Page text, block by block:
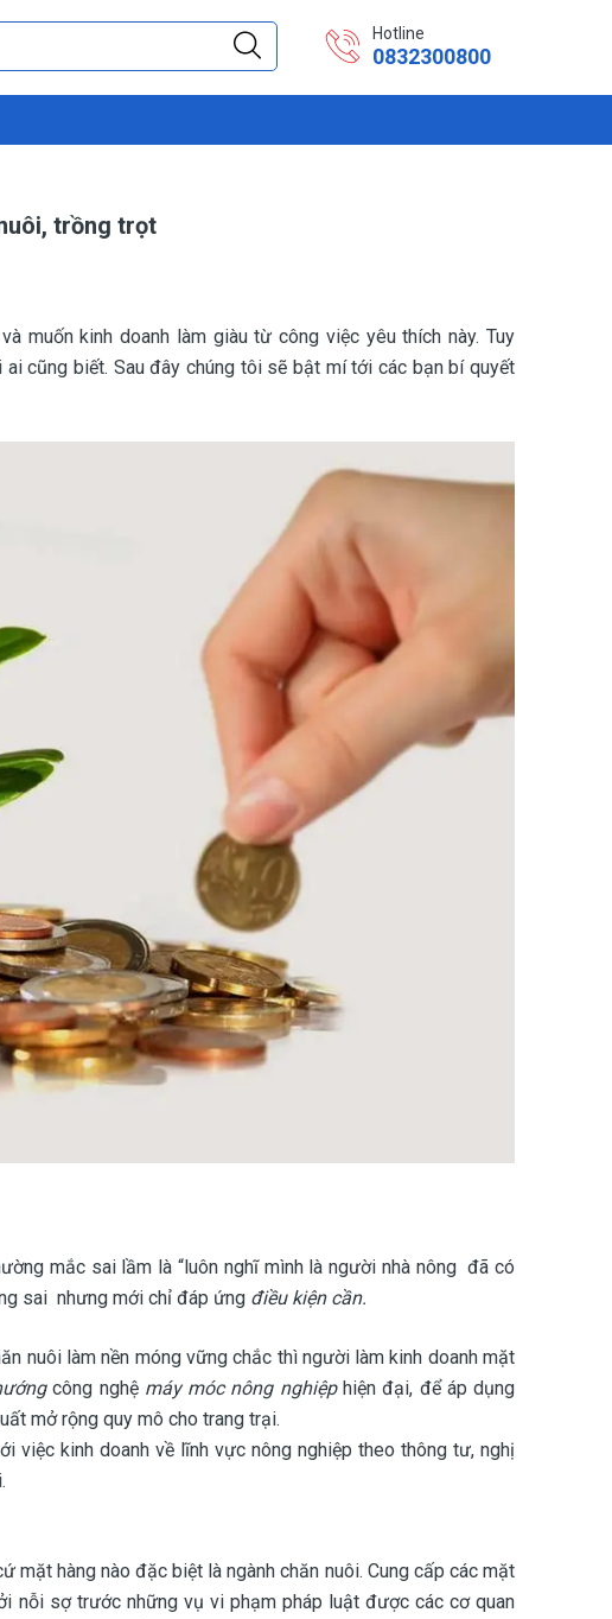
Hotline
0832300800
trồng trọt
muốn kinh doanh làm giàu từ công việc yêu thích này. Tuy
cũng biết. Sau đây chúng tôi sẽ bật mí tới các bạn bí quyết
mắc sai lầm là “luôn nghĩ mình là người nhà nông đã có
sai nhưng mới chỉ đáp ứng điều kiện cần.
nuôi làm nền móng vững chắc thì người làm kinh doanh mặt
công nghệ máy móc nông nghiệphiện đại, để áp dụng
mở rộng quy mô cho trang trại.
việc kinh doanh về lĩnh vực nông nghiệp theo thông tư, nghị
mặt hàng nào đặc biệt là ngành chăn nuôi. Cung cấp các mặt
nỗi sợ trước những vụ vi phạm pháp luật được các cơ quan